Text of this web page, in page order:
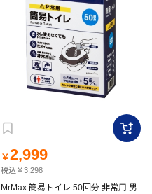
￥2,999
税込￥3,298
MrMax 簡易トイレ 50回分 非常用 男